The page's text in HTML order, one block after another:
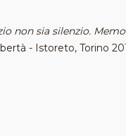
non sia silenzio.
- Istoreto, Torino